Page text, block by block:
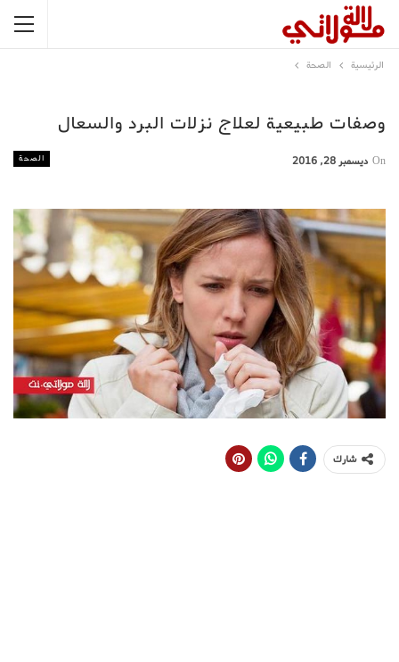
الرئيسية الصحة
وصفات طبيعية لعلاج نزلات البرد والسعال
الصحة On ديسمبر 28, 2016
شارك